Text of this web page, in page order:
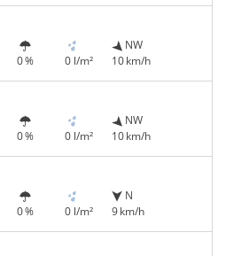
0 % 0 l/m²
NW
10 km/h
0 % 0 l/m²
NW
10 km/h
0 % 0 l/m²
N
9 km/h